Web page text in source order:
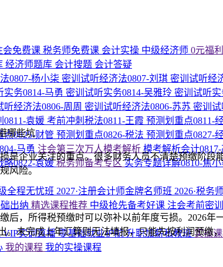
会免费课 税务师免费课 会计实操 中级经济师 0元福
经济师题库 会计搜题 会计答疑
0807-杨小柒 密训试听经济法0807-刘琪 密训试听经
实务0814-马勇 密训试听实务0814-吴雅玲 密训试听实
听经济法0806-周周 密训试听经济法0806-苏苏 密训
0811-袁媛 考前冲刺税法0811-王霞 预测划重点0811-
点0825-财管 预测划重点0826-税法 预测划重点0827-
马勇 注会第三次万人模考解析 模考解析会计
略0822-袁媛税务师备考专区实务专题详解0810-焦
全程无忧班 2027·注册会计师金牌名师班 2026·税务
出纳 精选课程推荐 中级抢先备考好课 注会考前密
VIP实训直播零基础就业护航升职加薪私教班实操
我的课程 我的实操课程
哪些坑
是企业关注的重点。很多财务人员不清楚预缴阶
风险。
，所得税预缴时可以弥补以前年度亏损。2026
。未完成上年汇算则无法填报，只能先按利润预缴